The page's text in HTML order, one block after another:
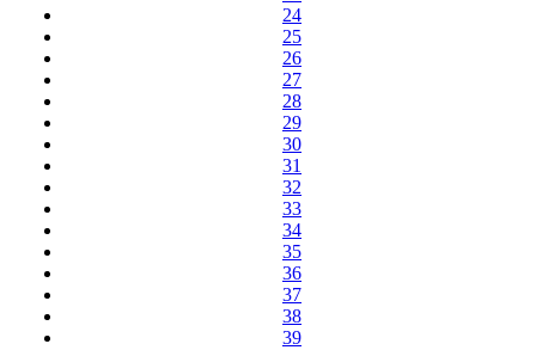
24
25
26
27
28
29
30
31
32
33
34
35
36
37
38
39